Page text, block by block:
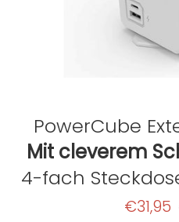
PowerCube
Mit cleverem
4-fach
€31,95